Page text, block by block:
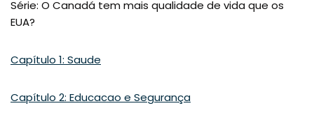
Série: O Canadá tem mais qualidade de vida que os
EUA?
Capítulo 1: Saude
Capítulo 2: Educacao e Segurança